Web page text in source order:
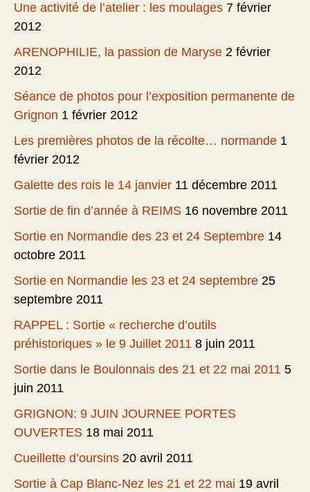
Une activité de l’atelier : les moulages 7 février
2012
ARENOPHILIE, la passion de Maryse 2 février
2012
Séance de photos pour l’exposition permanente de
Grignon 1 février 2012
Les premières photos de la récolte… normande 1
février 2012
Galette des rois le 14 janvier 11 décembre 2011
Sortie de fin d’année à REIMS 16 novembre 2011
Sortie en Normandie des 23 et 24 Septembre 14
octobre 2011
Sortie en Normandie les 23 et 24 septembre 25
septembre 2011
RAPPEL : Sortie « recherche d’outils
préhistoriques » le 9 Juillet 2011 8 juin 2011
Sortie dans le Boulonnais des 21 et 22 mai 2011 5
juin 2011
GRIGNON: 9 JUIN JOURNEE PORTES
OUVERTES 18 mai 2011
Cueillette d’oursins 20 avril 2011
Sortie à Cap Blanc-Nez les 21 et 22 mai 19 avril